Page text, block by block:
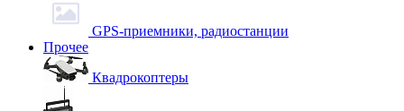
GPS-приемники, радиостанции
Прочее
Квадрокоптеры